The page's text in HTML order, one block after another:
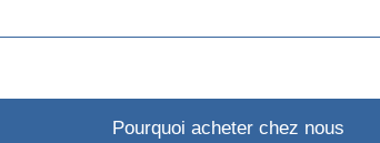
Pourquoi acheter chez nous